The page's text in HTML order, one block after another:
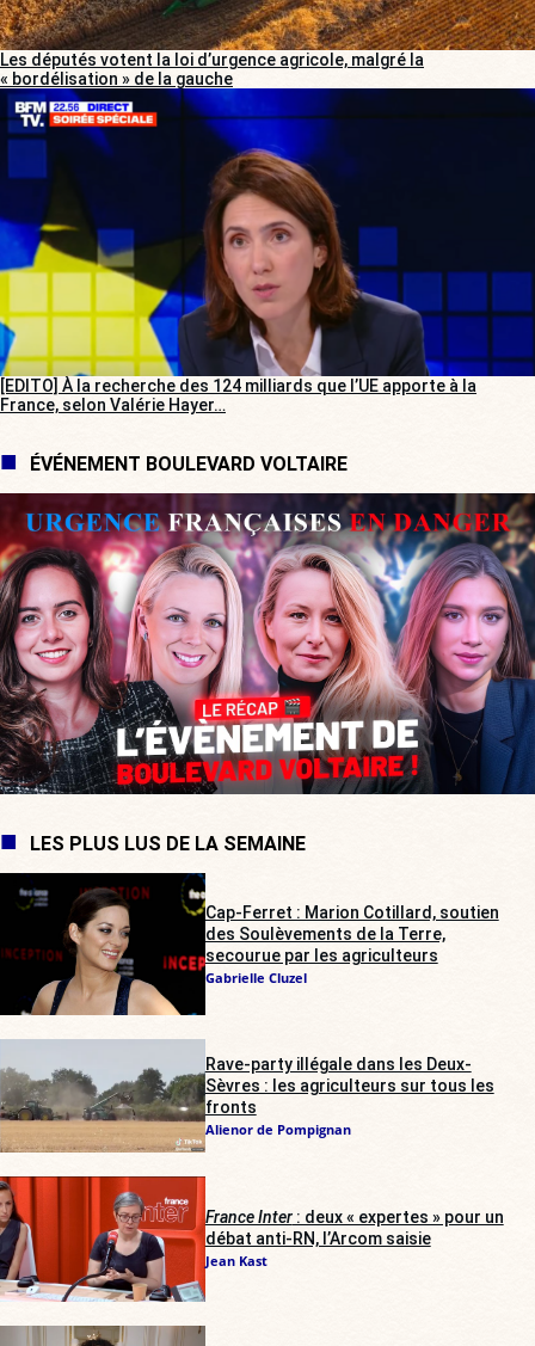
Les députés votent la loi d’urgence agricole, malgré la
« bordélisation » de la gauche
[EDITO] À la recherche des 124 milliards que l’UE apporte à la
France, selon Valérie Hayer…
ÉVÉNEMENT BOULEVARD VOLTAIRE
LES PLUS LUS DE LA SEMAINE
Cap-Ferret : Marion Cotillard, soutien
des Soulèvements de la Terre,
secourue par les agriculteurs
Gabrielle Cluzel
Rave-party illégale dans les Deux-
Sèvres : les agriculteurs sur tous les
fronts
Alienor de Pompignan
France Inter: deux « expertes » pour un
débat anti-RN, l’Arcom saisie
Jean Kast